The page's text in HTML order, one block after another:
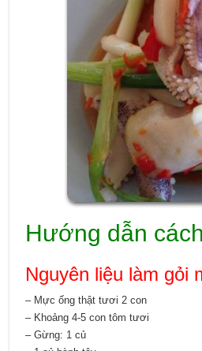
Hướng dẫn
Nguyên liệu làm gỏi
– Mực ống thật tươi 2 con
– Khoảng 4-5 con tôm tươi
– Gừng: 1 củ